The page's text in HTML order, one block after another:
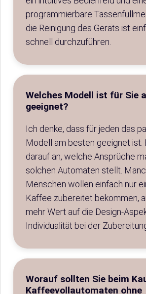
programmierbare
die Reinigung des Geräts ist
schnell durchzuführen.
Welches Modell ist für Sie
geeignet?
Ich denke, dass für jeden das
Modell am besten geeignet ist.
darauf an, welche Ansprüche
solchen Automaten stellt.
Menschen wollen einfach nur
Kaffee zubereitet bekommen,
mehr Wert auf die Design-
Individualität bei der
Worauf sollten Sie beim
Kaffeevollautomaten ohne